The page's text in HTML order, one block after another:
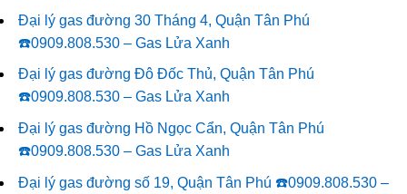
Đại lý gas đường 30 Tháng 4, Quận Tân Phú
☎️0909.808.530 – Gas Lửa Xanh
Đại lý gas đường Đô Đốc Thủ, Quận Tân Phú
☎️0909.808.530 – Gas Lửa Xanh
Đại lý gas đường Hồ Ngọc Cẩn, Quận Tân Phú
☎️0909.808.530 – Gas Lửa Xanh
Đại lý gas đường số 19, Quận Tân Phú ☎️0909.808.530 –